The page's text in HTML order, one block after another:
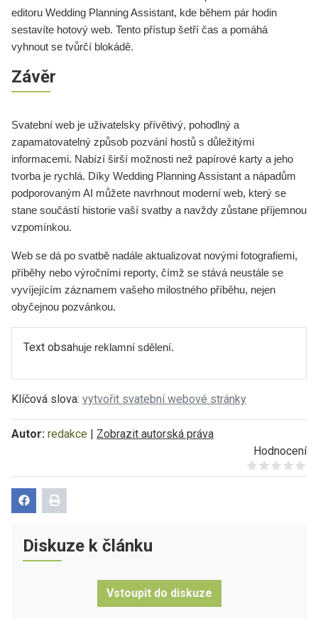
editoru Wedding Planning Assistant, kde během pár hodin
sestavíte hotový web. Tento přístup šetří čas a pomáhá
vyhnout se tvůrčí blokádě.
Závěr
Svatební web je uživatelsky přívětivý, pohodlný a
zapamatovatelný způsob pozvání hostů s důležitými
informacemi. Nabízí širší možnosti než papírové karty a jeho
tvorba je rychlá. Díky Wedding Planning Assistant a nápadům
podporovaným AI můžete navrhnout moderní web, který se
stane součástí historie vaší svatby a navždy zůstane příjemnou
vzpomínkou.
Web se dá po svatbě nadále aktualizovat novými fotografiemi,
příběhy nebo výročními reporty, čímž se stává neustále se
vyvíjejícím záznamem vašeho milostného příběhu, nejen
obyčejnou pozvánkou.
Text obsahuje reklamní sdělení.
Klíčová slova: vytvořit svatební webové stránky
Autor: redakce | Zobrazit autorská práva
Hodnocení
Give it 1/5
Give it 2/5
Give it 3/5
Give it 4/5
Give it 5/5
Diskuze k článku
Vstoupit do diskuze